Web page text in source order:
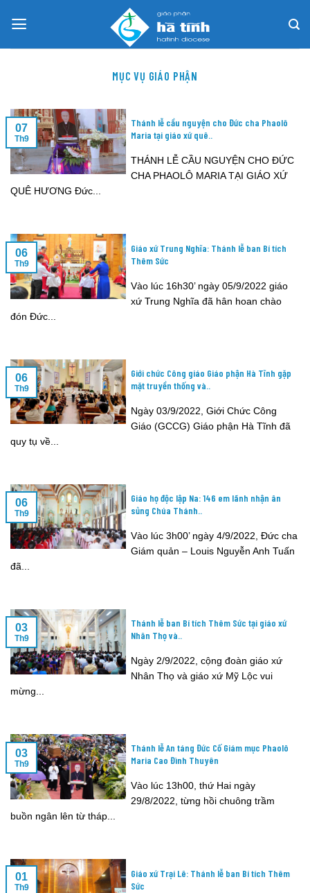
MỤC VỤ GIÁO PHẬN
Thánh lễ cầu nguyện cho Đức cha Phaolô
Maria tại giáo xứ quê..
THÁNH LỄ CẦU NGUYỆN CHO ĐỨC
CHA PHAOLÔ MARIA TẠI GIÁO XỨ
QUÊ HƯƠNG Đức...
07
Th9
Giáo xứ Trung Nghĩa: Thánh lễ ban Bí tích
Thêm Sức
Vào lúc 16h30’ ngày 05/9/2022 giáo
xứ Trung Nghĩa đã hân hoan chào
đón Đức...
06
Th9
Giới chức Công giáo Giáo phận Hà Tĩnh gặp
mặt truyền thống và..
Ngày 03/9/2022, Giới Chức Công
Giáo (GCCG) Giáo phận Hà Tĩnh đã
quy tụ về...
06
Th9
Giáo họ độc lập Na: 146 em lãnh nhận ân
sủng Chúa Thánh..
Vào lúc 3h00’ ngày 4/9/2022, Đức cha
Giám quản – Louis Nguyễn Anh Tuấn
đã...
06
Th9
Thánh lễ ban Bí tích Thêm Sức tại giáo xứ
Nhân Thọ và..
Ngày 2/9/2022, cộng đoàn giáo xứ
Nhân Thọ và giáo xứ Mỹ Lộc vui
mừng...
03
Th9
Thánh lễ An táng Đức Cố Giám mục Phaolô
Maria Cao Đình Thuyên
Vào lúc 13h00, thứ Hai ngày
29/8/2022, từng hồi chuông trầm
buồn ngân lên từ tháp...
03
Th9
Giáo xứ Trại Lê: Thánh lễ ban Bí tích Thêm
Sức
01
Th9